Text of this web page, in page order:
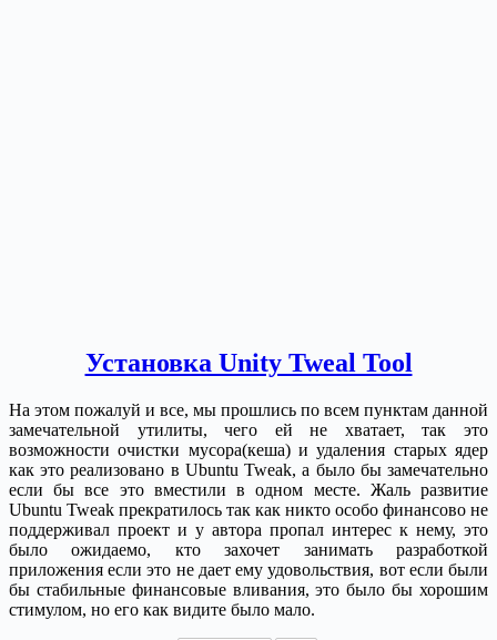
Установка Unity Tweal Tool
На этом пожалуй и все, мы прошлись по всем пунктам данной
замечательной утилиты, чего ей не хватает, так это
возможности очистки мусора(кеша) и удаления старых ядер
как это реализовано в Ubuntu Tweak, а было бы замечательно
если бы все это вместили в одном месте. Жаль развитие
Ubuntu Tweak прекратилось так как никто особо финансово не
поддерживал проект и у автора пропал интерес к нему, это
было ожидаемо, кто захочет занимать разработкой
приложения если это не дает ему удовольствия, вот если были
бы стабильные финансовые вливания, это было бы хорошим
стимулом, но его как видите было мало.